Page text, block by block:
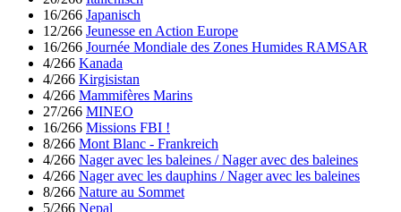
16/266 Japanisch
12/266 Jeunesse en Action Europe
16/266 Journée Mondiale des Zones Humides RAMSAR
4/266 Kanada
4/266 Kirgisistan
4/266 Mammifères Marins
27/266 MINEO
16/266 Missions FBI !
8/266 Mont Blanc - Frankreich
4/266 Nager avec les baleines / Nager avec des baleines
4/266 Nager avec les dauphins / Nager avec les baleines
8/266 Nature au Sommet
5/266 Nepal